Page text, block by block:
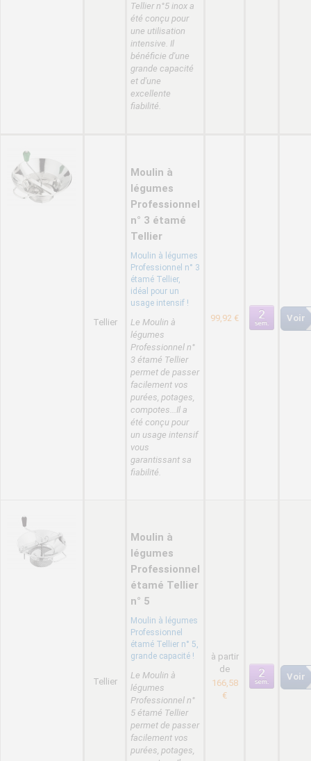
Tellier n°5 inox a
été conçu pour
une utilisation
intensive. Il
bénéficie d'une
grande capacité
et d'une
excellente
fiabilité.
Tellier
Moulin à
légumes
Professionnel
n° 3 étamé
Tellier
Moulin à légumes
Professionnel n° 3
étamé Tellier,
idéal pour un
usage intensif !
Le Moulin à
légumes
Professionnel n°
3 étamé Tellier
permet de passer
facilement vos
purées, potages,
compotes...Il a
été conçu pour
un usage intensif
vous
garantissant sa
fiabilité.
99,92 € Voir
Tellier
Moulin à
légumes
Professionnel
étamé Tellier
n° 5
Moulin à légumes
Professionnel
étamé Tellier n° 5,
grande capacité !
Le Moulin à
légumes
Professionnel n°
5 étamé Tellier
permet de passer
facilement vos
purées, potages,
à partir
de
166,58
€
Voir